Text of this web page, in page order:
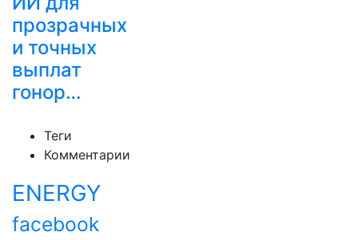
прозрачных
и точных
выплат
гонор…
Теги
Комментарии
ENERGY
facebook